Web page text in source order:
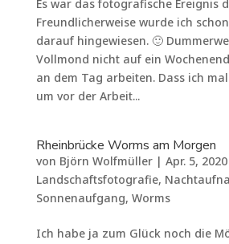
Es war das fotografische Ereignis
Freundlicherweise wurde ich
darauf hingewiesen. 🙂
Vollmond nicht auf ein
an dem Tag arbeiten. Dass ich
um vor der Arbeit...
Rheinbrücke Worms am Morgen
von Björn Wolfmüller| Apr. 5, 2020
Landschaftsfotografie,
Sonnenaufgang, Worms
Ich habe ja zum Glück noch die